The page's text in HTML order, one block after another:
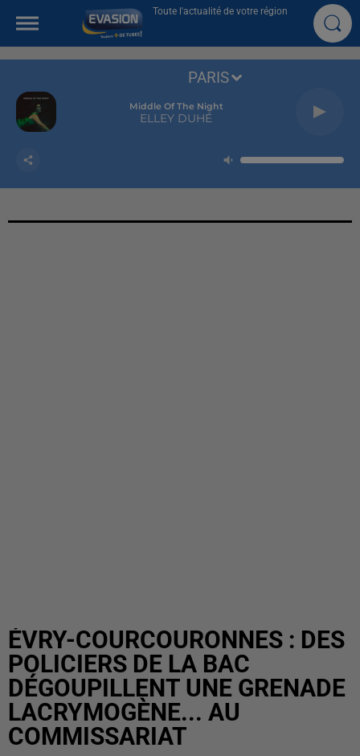
Toute l'actualité de votre région
Middle Of The Night
ELLEY DUHÉ
PARIS
ÉVRY-COURCOURONNES : DES
POLICIERS DE LA BAC
DÉGOUPILLENT UNE GRENADE
LACRYMOGÈNE... AU
COMMISSARIAT